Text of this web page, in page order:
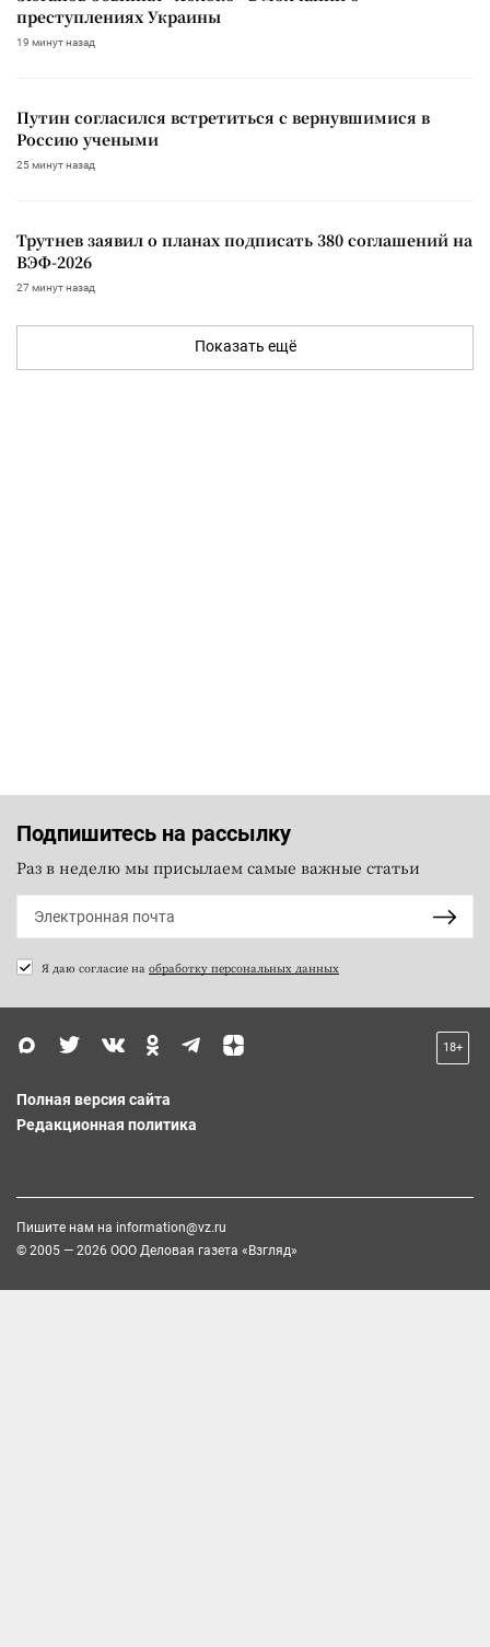
преступлениях Украины
19 минут назад
Путин согласился встретиться с вернувшимися в
Россию учеными
25 минут назад
Трутнев заявил о планах подписать 380 соглашений на
ВЭФ-2026
27 минут назад
Показать ещё
Подпишитесь на рассылку
Раз в неделю мы присылаем самые важные статьи
Я даю согласие на обработку персональных данных
18+
Полная версия сайта
Редакционная политика
Пишите нам на information@vz.ru
© 2005 — 2026 ООО Деловая газета «Взгляд»